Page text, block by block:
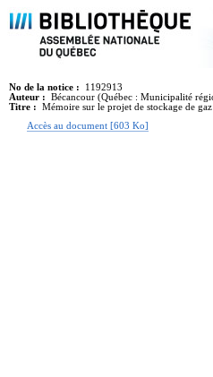
No de la notice :
1192913
Auteur :
Bécancour (Québec : Municipalité
Titre :
Mémoire sur le projet de stockage de
Accès au document [603 Ko]